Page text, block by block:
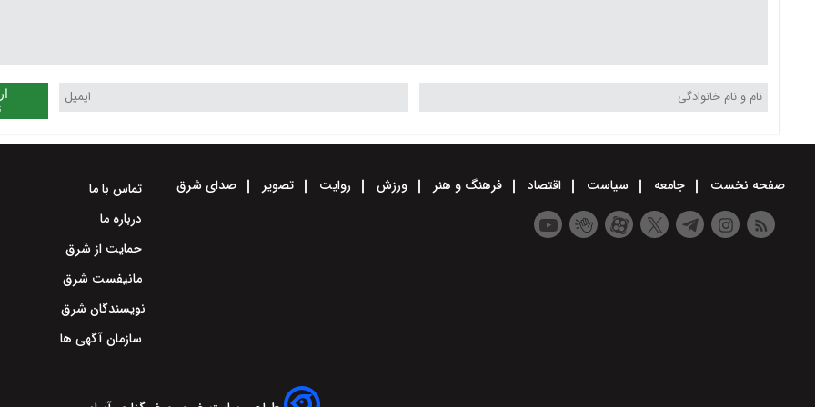
صفحه نخست جامعه سیاست اقتصاد فرهنگ و هنر ورزش روایت تصویر صدای شرق
تماس با ما
درباره ما
حمایت از شرق
مانیفست شرق
نویسندگان شرق
سازمان آگهی ها